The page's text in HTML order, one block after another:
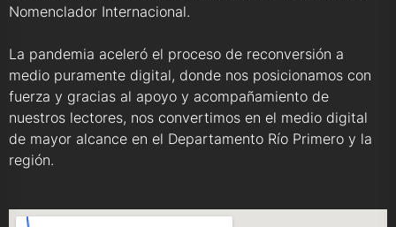
Nomenclador Internacional.
La pandemia aceleró el proceso de reconversión a
medio puramente digital, donde nos posicionamos con
fuerza y gracias al apoyo y acompañamiento de
nuestros lectores, nos convertimos en el medio digital
de mayor alcance en el Departamento Río Primero y la
región.